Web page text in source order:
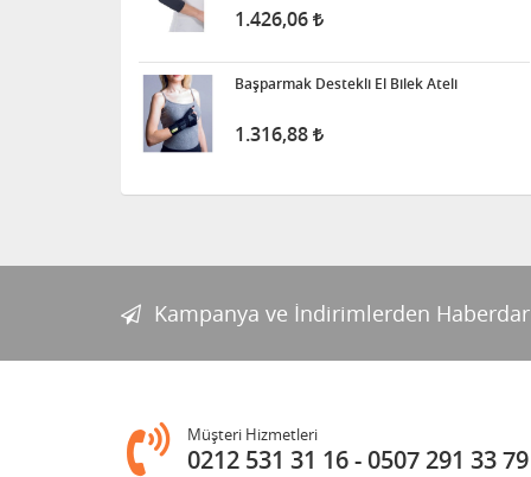
1.426,06
Başparmak Destekli El Bilek Ateli
1.316,88
Kampanya ve İndirimlerden
Müşteri Hizmetleri
0212 531 31 16 0507 291 33 79